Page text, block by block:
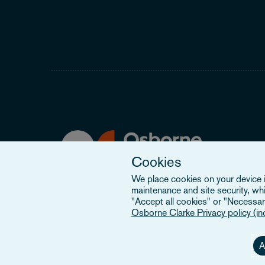
Cookies
We place cookies on your
maintenance and site security,
"Accept all cookies" or
Osborne Clarke Privacy policy